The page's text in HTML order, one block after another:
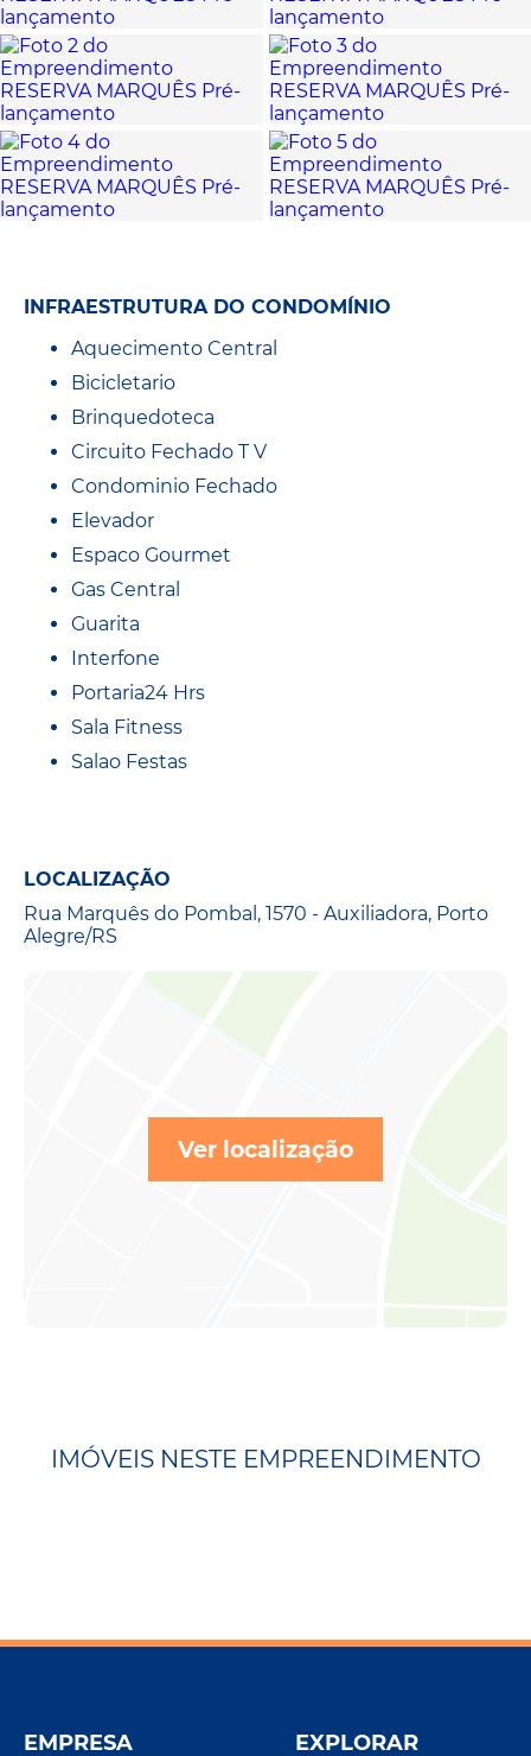
INFRAESTRUTURA DO CONDOMÍNIO
Aquecimento Central
Bicicletario
Brinquedoteca
Circuito Fechado T V
Condominio Fechado
Elevador
Espaco Gourmet
Gas Central
Guarita
Interfone
Portaria24 Hrs
Sala Fitness
Salao Festas
LOCALIZAÇÃO
Rua Marquês do Pombal, 1570 - Auxiliadora, Porto
Alegre/RS
Ver localização
IMÓVEIS NESTE EMPREENDIMENTO
EMPRESA EXPLORAR